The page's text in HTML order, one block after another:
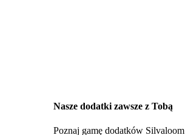
Nasze dodatki zawsze z Tobą
Poznaj gamę dodatków Silvaloom